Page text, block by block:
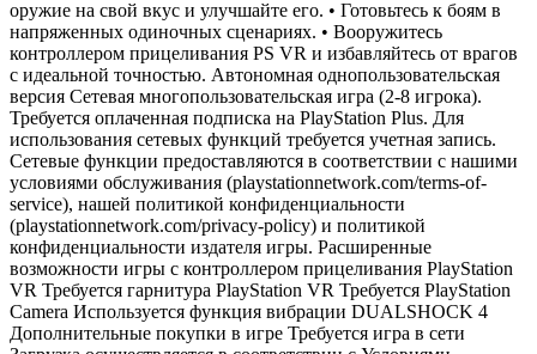
оружие на свой вкус и улучшайте его. • Готовьтесь к боям в
напряженных одиночных сценариях. • Вооружитесь
контроллером прицеливания PS VR и избавляйтесь от врагов
с идеальной точностью. Автономная однопользовательская
версия Сетевая многопользовательская игра (2-8 игрока).
Требуется оплаченная подписка на PlayStation Plus. Для
использования сетевых функций требуется учетная запись.
Сетевые функции предоставляются в соответствии с нашими
условиями обслуживания (playstationnetwork.com/terms-of-
service), нашей политикой конфиденциальности
(playstationnetwork.com/privacy-policy) и политикой
конфиденциальности издателя игры. Расширенные
возможности игры с контроллером прицеливания PlayStation
VR Требуется гарнитура PlayStation VR Требуется PlayStation
Camera Используется функция вибрации DUALSHOCK 4
Дополнительные покупки в игре Требуется игра в сети